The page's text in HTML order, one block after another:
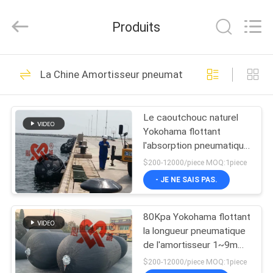
MAISON
PRODUITS
VR
SHOW
PROPOS
DE
NOUS
Products
Rights
Marine Fenders
pneumatique
69
Amortisseur
pneumatique de
27
Produits
La Chine Amortisseur pneumatique de flottement
Le caoutchouc naturel
Yokohama flottant
l'absorption pneumatique
de haute énergie de
l'amortisseur 80Kpa
$200-12000/piece MOQ:1piece
- JE NE SAIS PAS.
80Kpa Yokohama flottant
la longueur pneumatique
de l'amortisseur 1~9m
pour la protection de
$200-12000/piece MOQ:1piece